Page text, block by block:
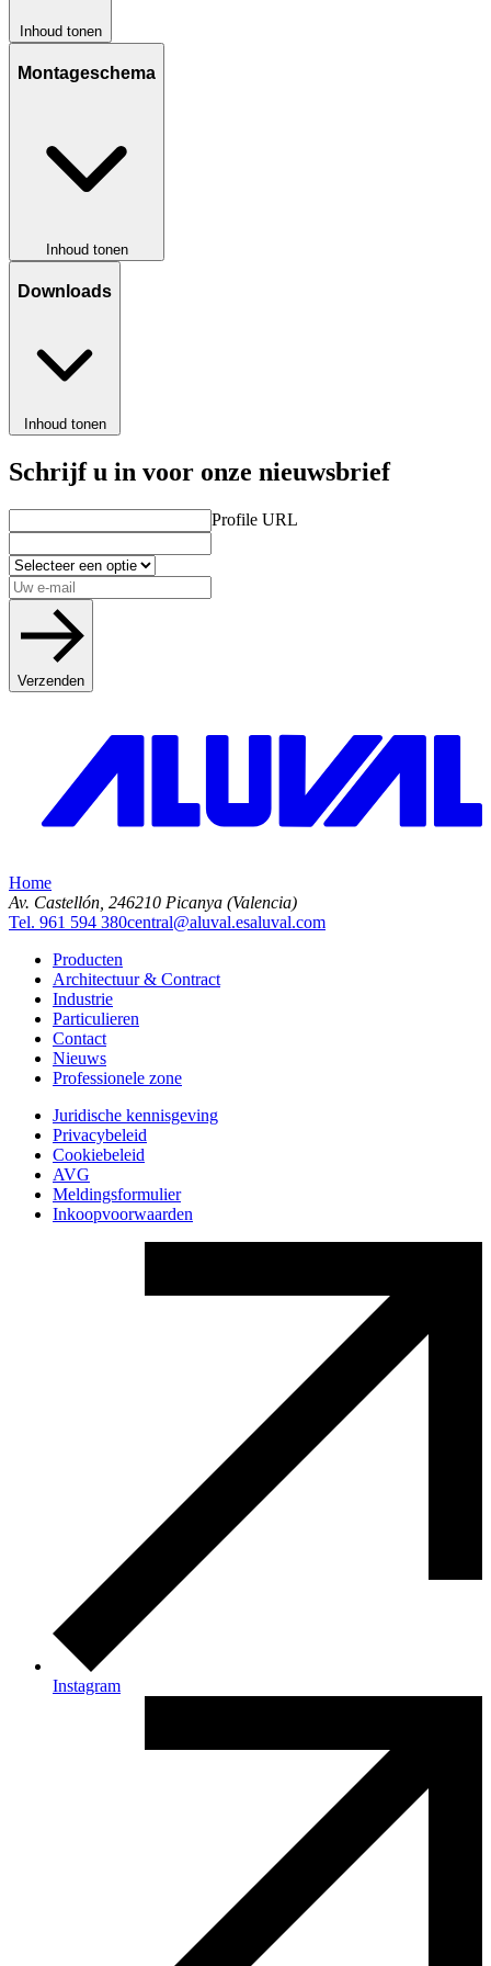
Inhoud tonen
Montageschema
Inhoud tonen
Downloads
Inhoud tonen
Schrijf u in voor onze nieuwsbrief
Profile URL
Verzenden
Home
Av. Castellón, 246210 Picanya (Valencia)
Tel. 961 594 380central@aluval.esaluval.com
Producten
Architectuur & Contract
Industrie
Particulieren
Contact
Nieuws
Professionele zone
Juridische kennisgeving
Privacybeleid
Cookiebeleid
AVG
Meldingsformulier
Inkoopvoorwaarden
Instagram